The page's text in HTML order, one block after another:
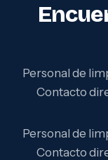
Personal de
Contacto
Personal de
Contacto